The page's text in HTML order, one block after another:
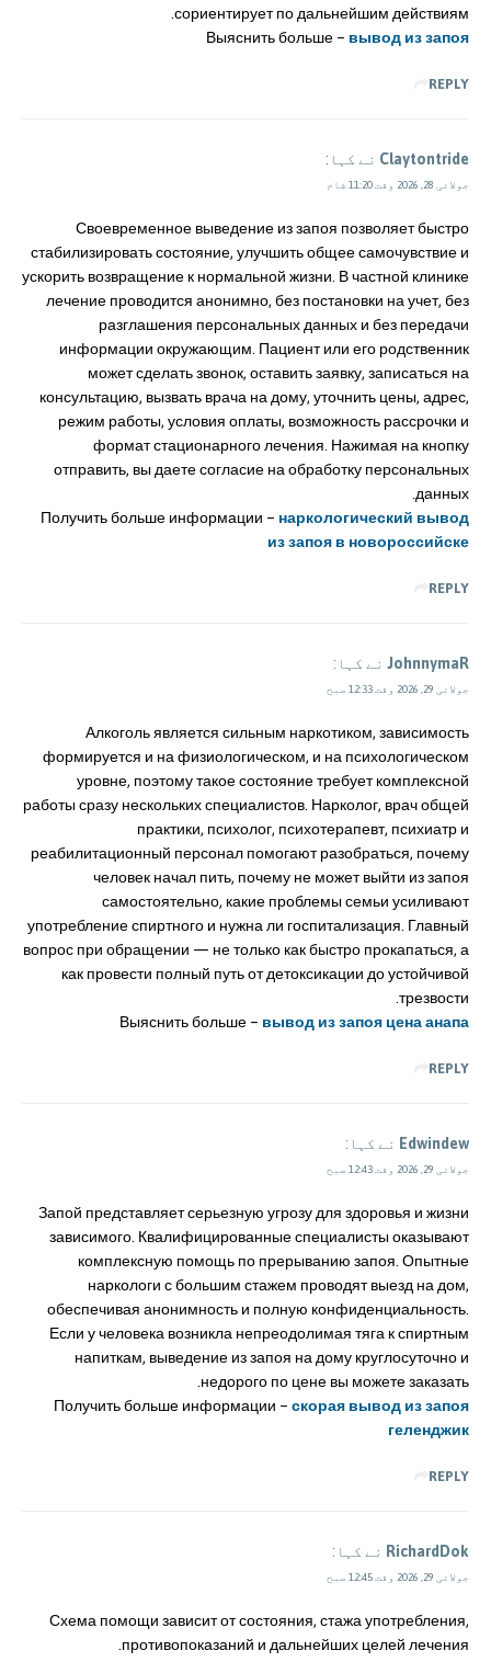
сориентирует по дальнейшим действиям.
Выяснить больше – вывод из запоя
REPLY
Claytontride نے کہا:
جولائی 28, 2026 وقت 11:20 شام
Своевременное выведение из запоя позволяет быстро
стабилизировать состояние, улучшить общее самочувствие и
ускорить возвращение к нормальной жизни. В частной клинике
лечение проводится анонимно, без постановки на учет, без
разглашения персональных данных и без передачи
информации окружающим. Пациент или его родственник
может сделать звонок, оставить заявку, записаться на
консультацию, вызвать врача на дому, уточнить цены, адрес,
режим работы, условия оплаты, возможность рассрочки и
формат стационарного лечения. Нажимая на кнопку
отправить, вы даете согласие на обработку персональных
данных.
Получить больше информации – наркологический вывод
из запоя в новороссийске
REPLY
JohnnymaR نے کہا:
جولائی 29, 2026 وقت 12:33 صبح
Алкоголь является сильным наркотиком, зависимость
формируется и на физиологическом, и на психологическом
уровне, поэтому такое состояние требует комплексной
работы сразу нескольких специалистов. Нарколог, врач общей
практики, психолог, психотерапевт, психиатр и
реабилитационный персонал помогают разобраться, почему
человек начал пить, почему не может выйти из запоя
самостоятельно, какие проблемы семьи усиливают
употребление спиртного и нужна ли госпитализация. Главный
вопрос при обращении — не только как быстро прокапаться, а
как провести полный путь от детоксикации до устойчивой
трезвости.
Выяснить больше – вывод из запоя цена анапа
REPLY
Edwindew نے کہا:
جولائی 29, 2026 وقت 12:43 صبح
Запой представляет серьезную угрозу для здоровья и жизни
зависимого. Квалифицированные специалисты оказывают
комплексную помощь по прерыванию запоя. Опытные
наркологи с большим стажем проводят выезд на дом,
обеспечивая анонимность и полную конфиденциальность.
Если у человека возникла непреодолимая тяга к спиртным
напиткам, выведение из запоя на дому круглосуточно и
недорого по цене вы можете заказать.
Получить больше информации – скорая вывод из запоя
геленджик
REPLY
RichardDok نے کہا:
جولائی 29, 2026 وقت 12:45 صبح
Схема помощи зависит от состояния, стажа употребления,
противопоказаний и дальнейших целей лечения.